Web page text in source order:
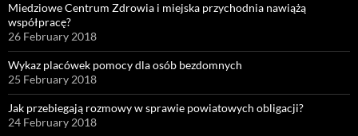
Miedziowe Centrum Zdrowia i miejska przychodnia nawiążą
współpracę?
26 February 2018
Wykaz placówek pomocy dla osób bezdomnych
25 February 2018
Jak przebiegają rozmowy w sprawie powiatowych obligacji?
24 February 2018